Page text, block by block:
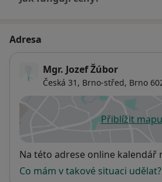
Adresa
Mgr. Jozef Žúbor
Česká 31, Brno-střed, Brno
Přiblížit mapu
se
Dostupnost
Na této adrese online kalendář
Co mám v takové situaci udělat?